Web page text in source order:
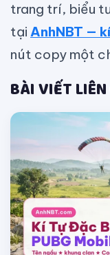
trang trí, biểu
tại AnhNBT —
nút copy một
BÀI VIẾT